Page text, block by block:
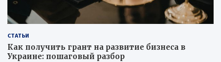
СТАТЬИ
Как получить грант на развитие бизнеса в
Украине: пошаговый разбор